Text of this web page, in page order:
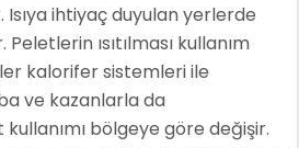
Isıya ihtiyaç duyulan yerlerde
ısıtılması kullanım
kalorifer sistemleri ile
ve kazanlarla da
kullanımı bölgeye göre değişir.